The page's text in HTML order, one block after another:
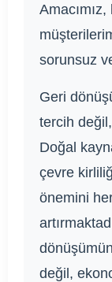
sorunsuz
Geri
tercih
Doğal
çevre
önemini
değil,